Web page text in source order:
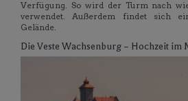
Verfügung. So wird der Turm nach
verwendet. Außerdem findet sich
Gelände.
Die Veste Wachsenburg – Hochzeit im